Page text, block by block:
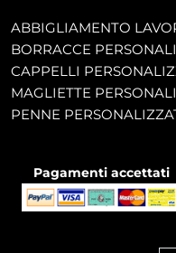
ABBIGLIAMENTO
BORRACCE
CAPPELLI
MAGLIETTE
PENNE
Pagamenti accettati